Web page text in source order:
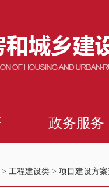
> 工程建设类 > 项目建设方